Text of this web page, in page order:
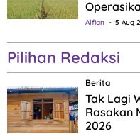
Alfian 5 Aug
Pilihan Redaksi
Berita
Tak Lagi
Rasakan
2026